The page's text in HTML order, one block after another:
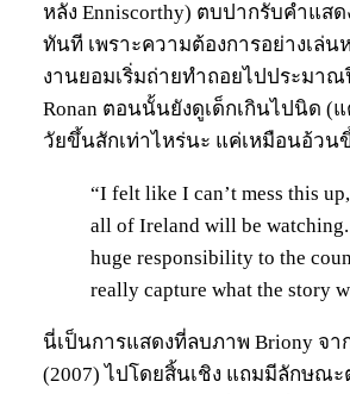
หลัง Enniscorthy) ตบปากรับคำแส
ทันที เพราะความต้องการอย่างเล่น
งานยอมเริ่มถ่ายทำถอยไปประมาณ
Ronan ตอนนั้นยังดูเด็กเกินไปนิด (
วัยขึ้นสักเท่าไหร่นะ แค่เหมือนอ้วน
“I felt like I can’t mess this
all of Ireland will be
huge responsibility to the
really capture what the story
นี่เป็นการแสดงที่ลบภาพ Briony จา
(2007) ไปโดยสิ้นเชิง แถมมีลักษณ